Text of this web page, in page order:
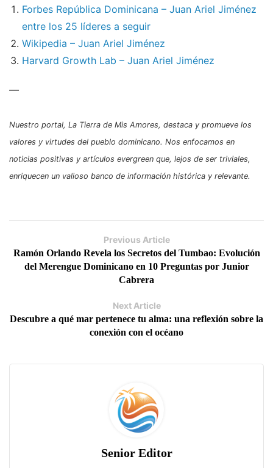
Forbes República Dominicana – Juan Ariel Jiménez
entre los 25 líderes a seguir
Wikipedia – Juan Ariel Jiménez
Harvard Growth Lab – Juan Ariel Jiménez
—
Nuestro portal, La Tierra de Mis Amores, destaca y promueve los
valores y virtudes del pueblo dominicano. Nos enfocamos en
noticias positivas y artículos evergreen que, lejos de ser triviales,
enriquecen un valioso banco de información histórica y relevante.
Previous Article
Ramón Orlando Revela los Secretos del Tumbao: Evolución
del Merengue Dominicano en 10 Preguntas por Junior
Cabrera
Next Article
Descubre a qué mar pertenece tu alma: una reflexión sobre la
conexión con el océano
Senior Editor